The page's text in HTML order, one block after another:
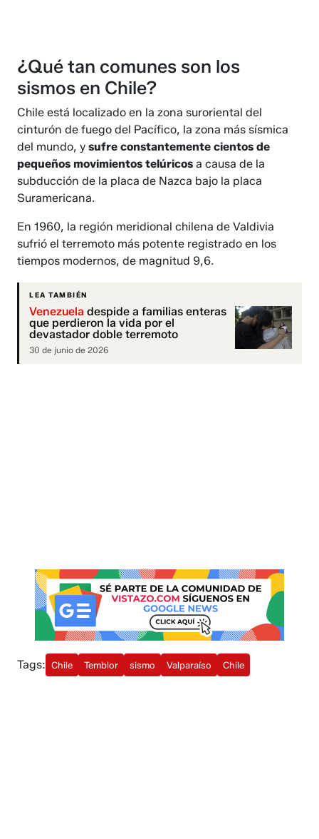
¿Qué tan comunes son los
sismos en Chile?
Chile está localizado en la zona suroriental del
cinturón de fuego del Pacífico, la zona más sísmica
del mundo, y sufre constantemente cientos de
pequeños movimientos telúricosa causa de la
subducción de la placa de Nazca bajo la placa
Suramericana.
En 1960, la región meridional chilena de Valdivia
sufrió el terremoto más potente registrado en los
tiempos modernos, de magnitud 9,6.
LEA TAMBIÉN
Venezuela despide a familias enteras
que perdieron la vida por el
devastador doble terremoto
30 de junio de 2026
Tags: Chile Temblor sismo Valparaíso Chile